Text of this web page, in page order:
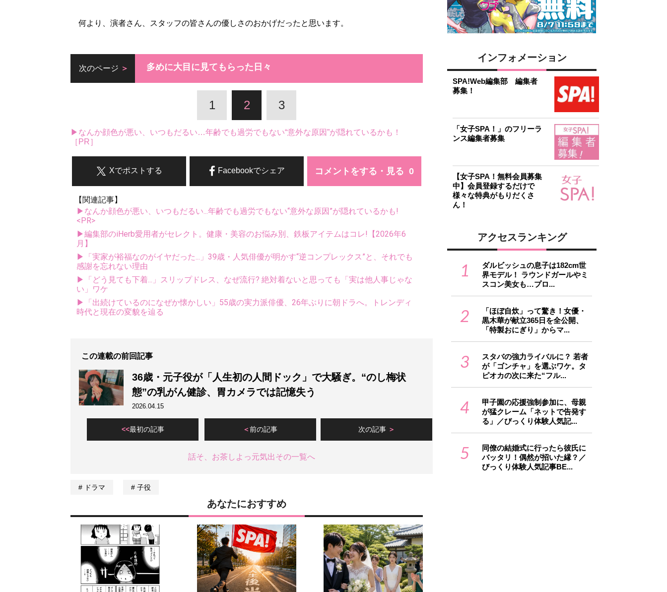
何より、演者さん、スタッフの皆さんの優しさのおかげだったと思います。
次のページ 多めに大目に見てもらった日々
1 2 3
▶なんか顔色が悪い、いつもだるい…年齢でも過労でもない“意外な原因”が隠れているかも！
［PR］
コメントをする・見る
Facebookでシェア
Xでポストする
【関連記事】
▶なんか顔色が悪い、いつもだるい...年齢でも過労でもない“意外な原因”が隠れているかも!
<PR>
▶編集部のiHerb愛用者がセレクト。健康・美容のお悩み別、鉄板アイテムはコレ!【2026年6
月】
▶「実家が裕福なのがイヤだった...」39歳・人気俳優が明かす“逆コンプレックス”と、それでも
感謝を忘れない理由
▶「どう見ても下着...」スリップドレス、なぜ流行? 絶対着ないと思っても「実は他人事じゃな
い」ワケ
▶「出続けているのになぜか懐かしい」55歳の実力派俳優、26年ぶりに朝ドラへ。トレンディ
時代と現在の変貌を辿る
この連載の前回記事
36歳・元子役が「人生初の人間ドック」で大騒ぎ。“のし梅状
態”の乳がん健診、胃カメラでは記憶失う
2026.04.15
最初の記事 前の記事 次の記事
話そ、お茶しよっ元気出その一覧へ
ドラマ 子役
あなたにおすすめ
インフォメーション
SPA!Web編集部 編集者
募集！
「女子SPA！」のフリーラ
ンス編集者募集
【女子SPA！無料会員募集
中】会員登録するだけで
様々な特典がもりだくさ
ん！
アクセスランキング
1
ダルビッシュの息子は182cm世
界モデル！ ラウンドガールやミ
スコン美女も…プロ...
2
「ほぼ自炊」って驚き！女優・
黒木華が献立365日を全公開、
「特製おにぎり」からマ...
3
スタバの強力ライバルに？ 若者
が「ゴンチャ」を選ぶワケ。タ
ピオカの次に来た“フル...
4
甲子園の応援強制参加に、母親
が猛クレーム「ネットで告発す
る」／びっくり体験人気記...
5
同僚の結婚式に行ったら彼氏に
バッタリ！偶然が招いた縁？／
びっくり体験人気記事BE...